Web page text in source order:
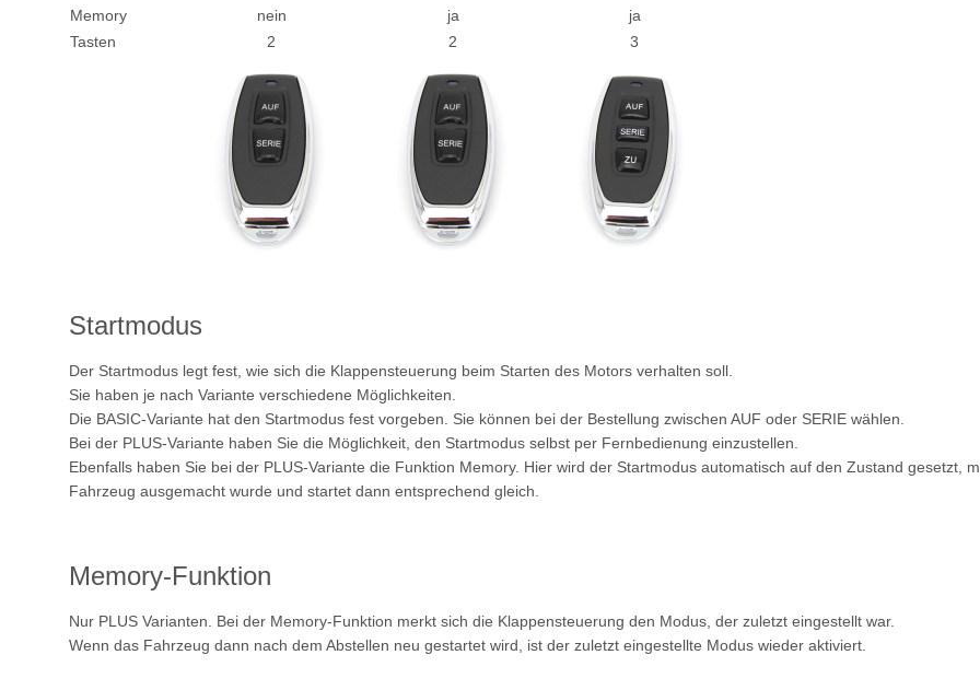
Memory
nein ja
ja
Tasten
2 2 3
Startmodus
Der Startmodus legt fest, wie sich die Klappensteuerung beim Starten des Motors verhalten soll.
Sie haben je nach Variante verschiedene Möglichkeiten.
Die BASIC-Variante hat den Startmodus fest vorgeben. Sie können bei der Bestellung zwischen AUF oder SERIE wählen.
Bei der PLUS-Variante haben Sie die Möglichkeit, den Startmodus selbst per Fernbedienung einzustellen.
Ebenfalls haben Sie bei der PLUS-Variante die Funktion Memory. Hier wird der Startmodus automatisch auf den Zustand gesetzt,
Fahrzeug ausgemacht wurde und startet dann entsprechend gleich.
Memory-Funktion
Nur PLUS Varianten. Bei der Memory-Funktion merkt sich die Klappensteuerung den Modus, der zuletzt eingestellt war.
Wenn das Fahrzeug dann nach dem Abstellen neu gestartet wird, ist der zuletzt eingestellte Modus wieder aktiviert.